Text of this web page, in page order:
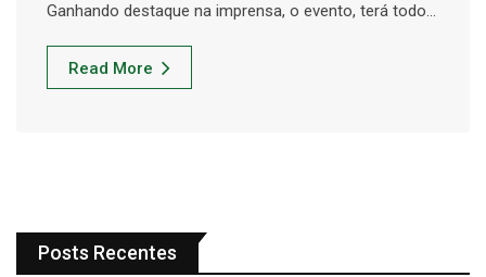
Ganhando destaque na imprensa, o evento, terá todo…
Read More
Posts Recentes